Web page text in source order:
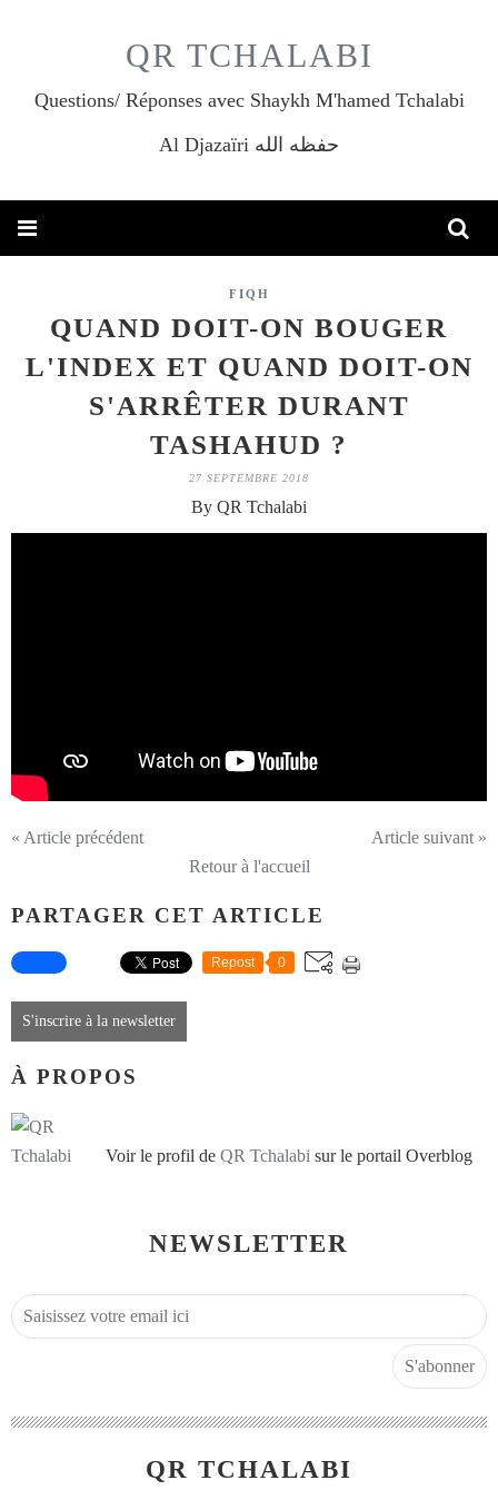
QR TCHALABI
Questions/ Réponses avec Shaykh M'hamed Tchalabi
Al Djazaïri حفظه الله
FIQH
QUAND DOIT-ON BOUGER
L'INDEX ET QUAND DOIT-ON
S'ARRÊTER DURANT
TASHAHUD ?
27 SEPTEMBRE 2018
By QR Tchalabi
« Article précédent
Article suivant »
Retour à l'accueil
PARTAGER CET ARTICLE
Repost 0
S'inscrire à la newsletter
À PROPOS
Voir le profil de QR Tchalabi sur le portail Overblog
NEWSLETTER
QR TCHALABI